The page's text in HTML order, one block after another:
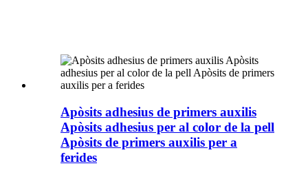
Apòsits adhesius de primers auxilis
Apòsits adhesius per al color de la pell
Apòsits de primers auxilis per a
ferides